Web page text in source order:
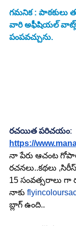
గమనిక : పాఠకులు
వారి అఫీషియల్ వాట్స్
పంపవచ్చును.
రచయిత పరిచయం:
https://
నా పేరు ఆచంట
రచనలు..కథలు
15 సంవత్సరాలు గా
నాకు
బ్లాగ్ ఉంది..